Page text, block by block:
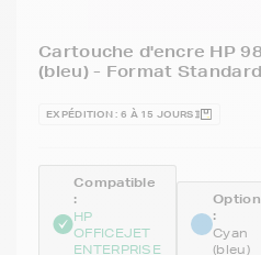
Cartouche d'encre HP
(bleu) - Format Standard
EXPÉDITION : 6 À 15 JOURS
Compatible
:
HP
OFFICEJET
ENTERPRISE
Option
:
Cyan
(bleu)